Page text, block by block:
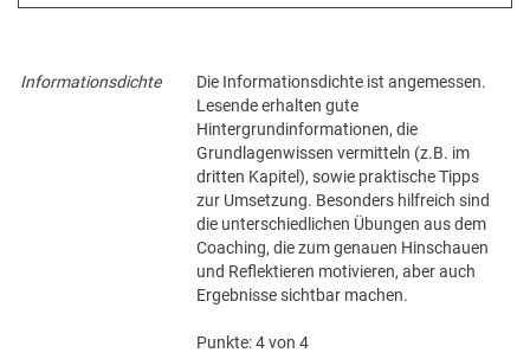
Informationsdichte
Die Informationsdichte ist angemessen.
Lesende erhalten gute
Hintergrundinformationen, die
Grundlagenwissen vermitteln (z.B. im
dritten Kapitel), sowie praktische Tipps
zur Umsetzung. Besonders hilfreich sind
die unterschiedlichen Übungen aus dem
Coaching, die zum genauen Hinschauen
und Reflektieren motivieren, aber auch
Ergebnisse sichtbar machen.
Punkte: 4 von 4